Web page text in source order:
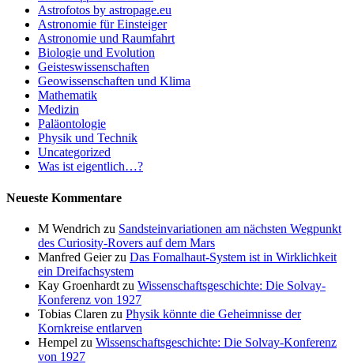
Astrofotos by astropage.eu
Astronomie für Einsteiger
Astronomie und Raumfahrt
Biologie und Evolution
Geisteswissenschaften
Geowissenschaften und Klima
Mathematik
Medizin
Paläontologie
Physik und Technik
Uncategorized
Was ist eigentlich…?
Neueste Kommentare
M Wendrich zu Sandsteinvariationen am nächsten Wegpunkt
des Curiosity-Rovers auf dem Mars
Manfred Geierzu Das Fomalhaut-System ist in Wirklichkeit
ein Dreifachsystem
Kay Groenhardt zu Wissenschaftsgeschichte: Die Solvay-
Konferenz von 1927
Tobias Claren zu Physik könnte die Geheimnisse der
Kornkreise entlarven
Hempel zu Wissenschaftsgeschichte: Die Solvay-Konferenz
von 1927